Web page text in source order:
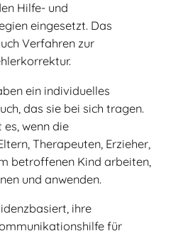
Hilfe- und
eingesetzt. Das
Verfahren zur
ein individuelles
das sie bei sich tragen.
wenn die
Therapeuten, Erzieher,
betroffenen Kind arbeiten,
und anwenden.
ihre
für